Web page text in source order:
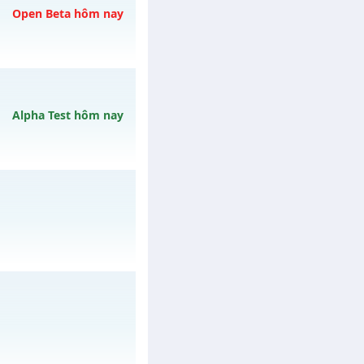
Open Beta hôm nay
08/08/2626
Alpha Test hôm nay
Open 19:00 hôm